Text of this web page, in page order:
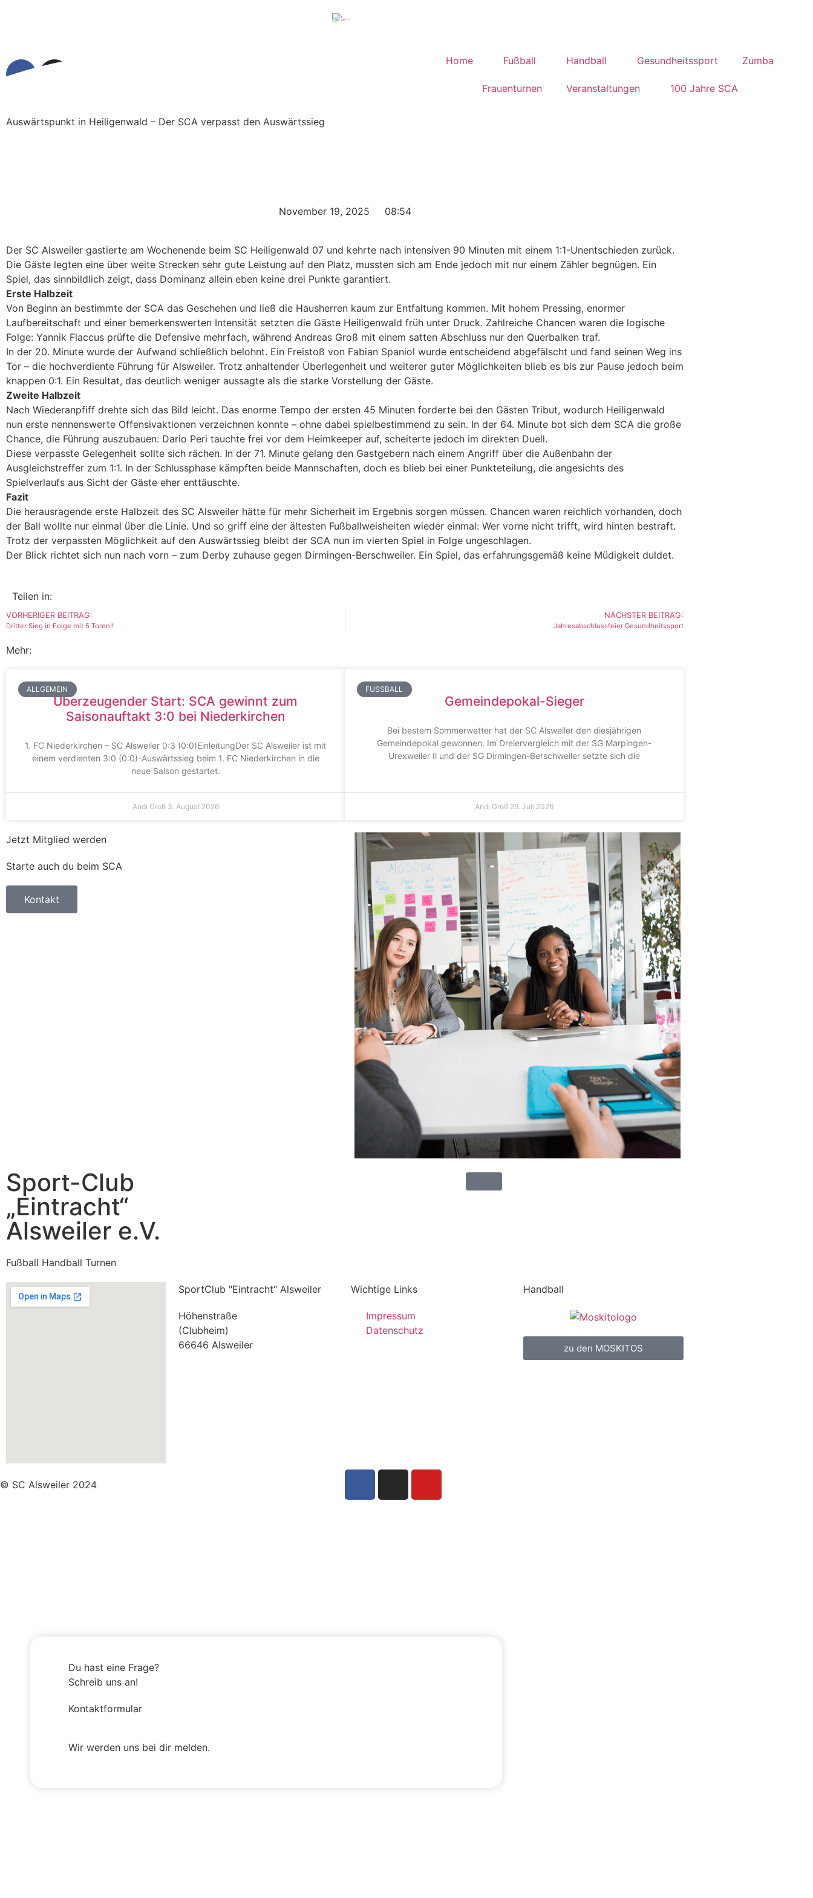
Home Fußball Handball Gesundheitssport Zumba
Frauenturnen Veranstaltungen 100 Jahre SCA
Auswärtspunkt in Heiligenwald – Der SCA verpasst den Auswärtssieg
November 19, 2025 08:54
Der SC Alsweiler gastierte am Wochenende beim SC Heiligenwald 07 und kehrte nach intensiven 90 Minuten mit einem 1:1-Unentschieden zurück.
Die Gäste legten eine über weite Strecken sehr gute Leistung auf den Platz, mussten sich am Ende jedoch mit nur einem Zähler begnügen. Ein
Spiel, das sinnbildlich zeigt, dass Dominanz allein eben keine drei Punkte garantiert.
Erste Halbzeit
Von Beginn an bestimmte der SCA das Geschehen und ließ die Hausherren kaum zur Entfaltung kommen. Mit hohem Pressing, enormer
Laufbereitschaft und einer bemerkenswerten Intensität setzten die Gäste Heiligenwald früh unter Druck. Zahlreiche Chancen waren die logische
Folge: Yannik Flaccus prüfte die Defensive mehrfach, während Andreas Groß mit einem satten Abschluss nur den Querbalken traf.
In der 20. Minute wurde der Aufwand schließlich belohnt. Ein Freistoß von Fabian Spaniol wurde entscheidend abgefälscht und fand seinen Weg ins
Tor – die hochverdiente Führung für Alsweiler. Trotz anhaltender Überlegenheit und weiterer guter Möglichkeiten blieb es bis zur Pause jedoch beim
knappen 0:1. Ein Resultat, das deutlich weniger aussagte als die starke Vorstellung der Gäste.
Zweite Halbzeit
Nach Wiederanpfiff drehte sich das Bild leicht. Das enorme Tempo der ersten 45 Minuten forderte bei den Gästen Tribut, wodurch Heiligenwald
nun erste nennenswerte Offensivaktionen verzeichnen konnte – ohne dabei spielbestimmend zu sein. In der 64. Minute bot sich dem SCA die große
Chance, die Führung auszubauen: Dario Peri tauchte frei vor dem Heimkeeper auf, scheiterte jedoch im direkten Duell.
Diese verpasste Gelegenheit sollte sich rächen. In der 71. Minute gelang den Gastgebern nach einem Angriff über die Außenbahn der
Ausgleichstreffer zum 1:1. In der Schlussphase kämpften beide Mannschaften, doch es blieb bei einer Punkteteilung, die angesichts des
Spielverlaufs aus Sicht der Gäste eher enttäuschte.
Fazit
Die herausragende erste Halbzeit des SC Alsweiler hätte für mehr Sicherheit im Ergebnis sorgen müssen. Chancen waren reichlich vorhanden, doch
der Ball wollte nur einmal über die Linie. Und so griff eine der ältesten Fußballweisheiten wieder einmal: Wer vorne nicht trifft, wird hinten bestraft.
Trotz der verpassten Möglichkeit auf den Auswärtssieg bleibt der SCA nun im vierten Spiel in Folge ungeschlagen.
Der Blick richtet sich nun nach vorn – zum Derby zuhause gegen Dirmingen-Berschweiler. Ein Spiel, das erfahrungsgemäß keine Müdigkeit duldet.
Teilen in:
VORHERIGER BEITRAG:
Dritter Sieg in Folge mit 5 Toren!!
NÄCHSTER BEITRAG:
Jahresabschlussfeier Gesundheitssport
Mehr:
ALLGEMEIN
Überzeugender Start: SCA gewinnt zum
Saisonauftakt 3:0 bei Niederkirchen
1. FC Niederkirchen – SC Alsweiler 0:3 (0:0)EinleitungDer SC Alsweiler ist mit
einem verdienten 3:0 (0:0)-Auswärtssieg beim 1. FC Niederkirchen in die
neue Saison gestartet.
Andi Groß 3. August 2026
FUSSBALL
Gemeindepokal-Sieger
Bei bestem Sommerwetter hat der SC Alsweiler den diesjährigen
Gemeindepokal gewonnen. Im Dreiervergleich mit der SG Marpingen-
Urexweiler Il und der SG Dirmingen-Berschweiler setzte sich die
Andi Groß 29. Juli 2026
Jetzt Mitglied werden
Starte auch du beim SCA
Kontakt
Sport-Club
„Eintracht“
Alsweiler e.V.
Fußball Handball Turnen
SportClub "Eintracht" Alsweiler
Höhenstraße
(Clubheim)
66646 Alsweiler
Wichtige Links
Impressum
Datenschutz
Handball
zu den MOSKITOS
© SC Alsweiler 2024
Du hast eine Frage?
Schreib uns an!
Kontaktformular
Wir werden uns bei dir melden.